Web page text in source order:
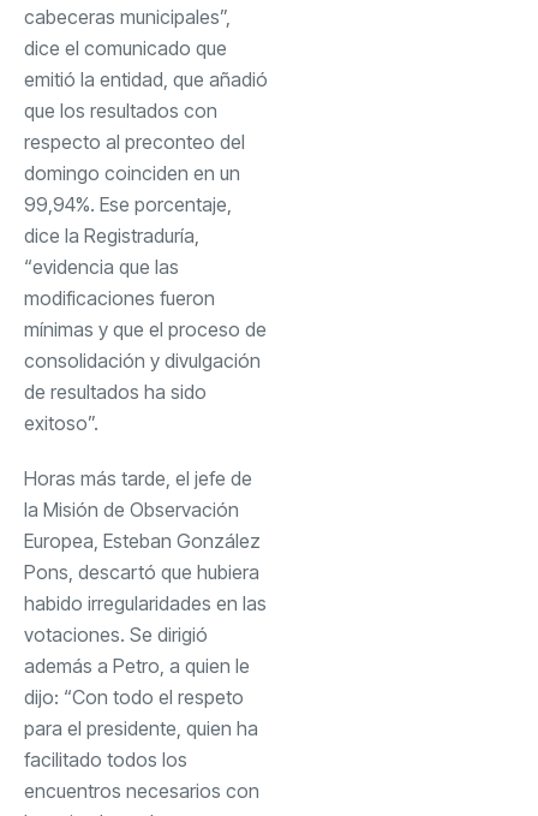
cabeceras municipales”,
dice el comunicado que
emitió la entidad, que añadió
que los resultados con
respecto al preconteo del
domingo coinciden en un
99,94%. Ese porcentaje,
dice la Registraduría,
“evidencia que las
modificaciones fueron
mínimas y que el proceso de
consolidación y divulgación
de resultados ha sido
exitoso”.
Horas más tarde, el jefe de
la Misión de Observación
Europea, Esteban González
Pons, descartó que hubiera
habido irregularidades en las
votaciones. Se dirigió
además a Petro, a quien le
dijo: “Con todo el respeto
para el presidente, quien ha
facilitado todos los
encuentros necesarios con